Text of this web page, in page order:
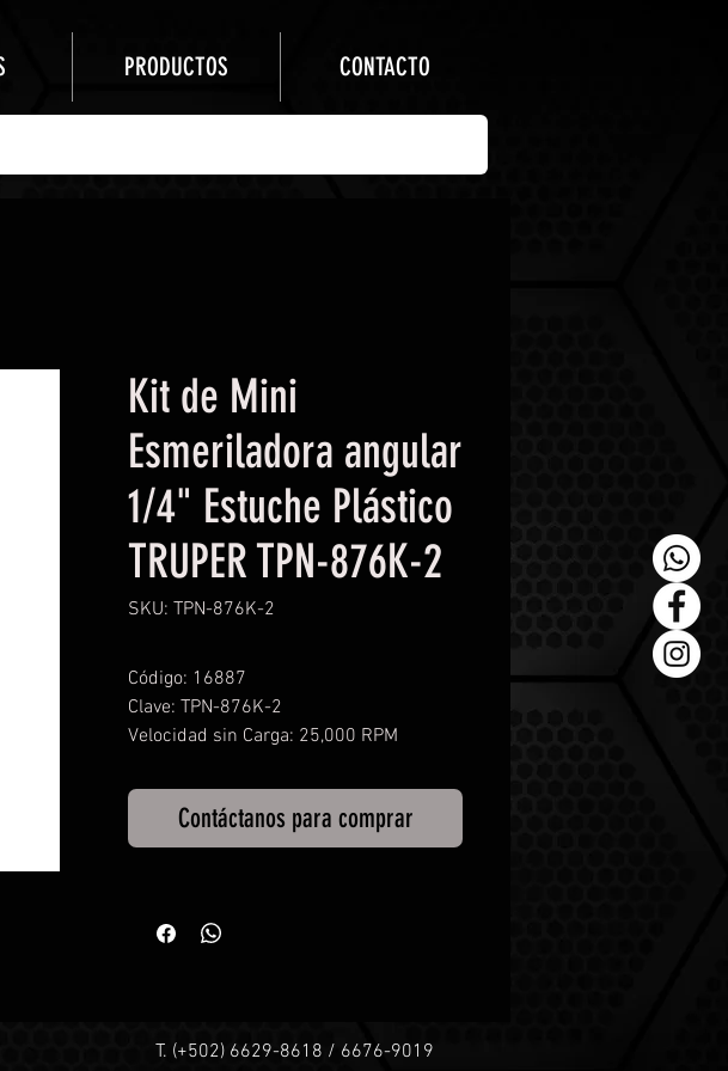
PRODUCTOS CONTACTO
Kit de Mini
Esmeriladora angular
1/4" Estuche Plástico
TRUPER TPN-876K-2
SKU: TPN-876K-2
Código: 16887
Clave: TPN-876K-2
Velocidad sin Carga: 25,000 RPM
Diametro interno de Manguera: : 3/8"
Peso: 0.3 Kg
Ciclo de Trabajo: Continuo ( Lubricar
Contáctanos para comprar
T. (+502) 6629-8618 / 6676-9019